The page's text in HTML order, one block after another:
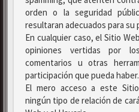
orden o la seguridad
resultaran adecuados para su
En cualquier caso, el Sitio
opiniones vertidas por
comentarios u otras
participación que pueda haber.
El mero acceso a este
ningún tipo de relación de